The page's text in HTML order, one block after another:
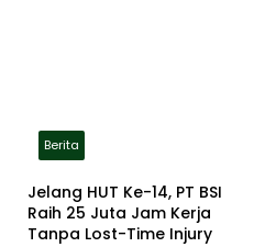
Berita
Jelang HUT Ke-14, PT BSI
Raih 25 Juta Jam Kerja
Tanpa Lost-Time Injury